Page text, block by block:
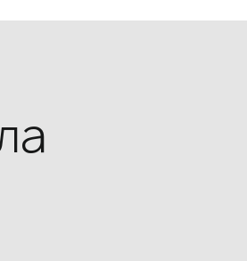
КОНТАКТИ
Для медіа